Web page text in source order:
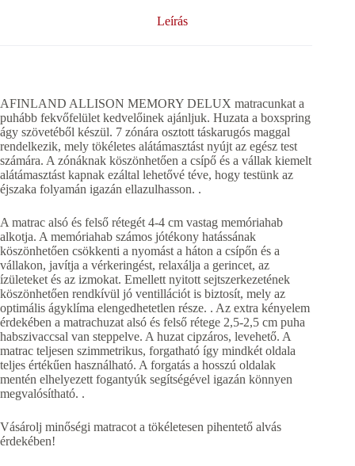
Leírás
AFINLAND ALLISON MEMORY DELUX matracunkat a
puhább fekvőfelület kedvelőinek ajánljuk. Huzata a boxspring
ágy szövetéből készül. 7 zónára osztott táskarugós maggal
rendelkezik, mely tökéletes alátámasztást nyújt az egész test
számára. A zónáknak köszönhetően a csípő és a vállak kiemelt
alátámasztást kapnak ezáltal lehetővé téve, hogy testünk az
éjszaka folyamán igazán ellazulhasson. .
A matrac alsó és felső rétegét 4-4 cm vastag memóriahab
alkotja. A memóriahab számos jótékony hatássának
köszönhetően csökkenti a nyomást a háton a csípőn és a
vállakon, javítja a vérkeringést, relaxálja a gerincet, az
ízületeket és az izmokat. Emellett nyitott sejtszerkezetének
köszönhetően rendkívül jó ventillációt is biztosít, mely az
optimális ágyklíma elengedhetetlen része. . Az extra kényelem
érdekében a matrachuzat alsó és felső rétege 2,5-2,5 cm puha
habszivaccsal van steppelve. A huzat cipzáros, levehető. A
matrac teljesen szimmetrikus, forgatható így mindkét oldala
teljes értékűen használható. A forgatás a hosszú oldalak
mentén elhelyezett fogantyúk segítségével igazán könnyen
megvalósítható. .
Vásárolj minőségi matracot a tökéletesen pihentető alvás
érdekében!